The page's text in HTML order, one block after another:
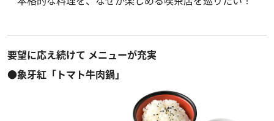
要望に応え続けて メニューが充実
●象牙紅「トマト牛肉鍋」